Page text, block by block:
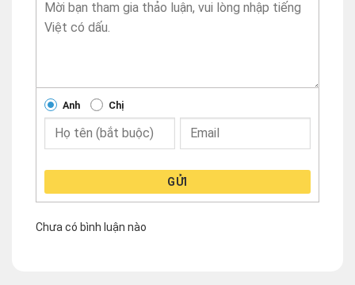
Anh Chị
GỬI
Chưa có bình luận nào